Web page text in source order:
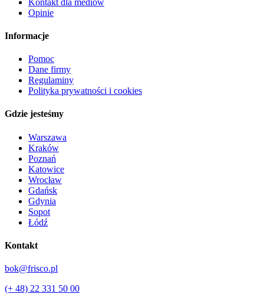
Opinie
Informacje
Pomoc
Dane firmy
Regulaminy
Polityka prywatności i cookies
Gdzie jesteśmy
Warszawa
Kraków
Poznań
Katowice
Wrocław
Gdańsk
Gdynia
Sopot
Łódź
Kontakt
bok@frisco.pl
(+ 48) 22 331 50 00